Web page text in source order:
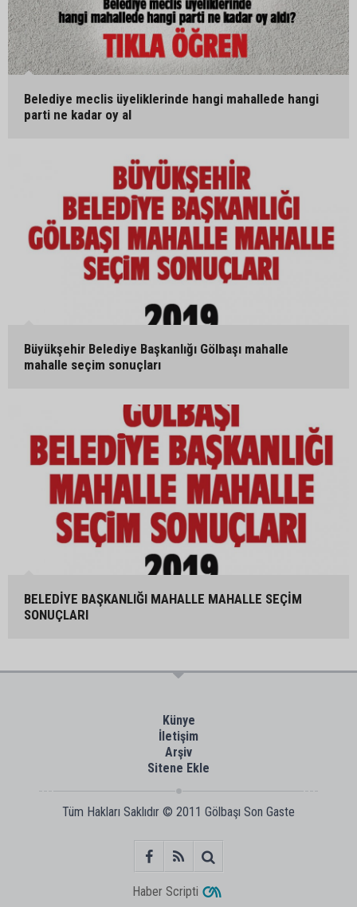
Belediye meclis üyeliklerinde hangi mahallede hangi
parti ne kadar oy al
Büyükşehir Belediye Başkanlığı Gölbaşı mahalle
mahalle seçim sonuçları
BELEDİYE BAŞKANLIĞI MAHALLE MAHALLE SEÇİM
SONUÇLARI
Künye
İletişim
Arşiv
Sitene Ekle
Tüm Hakları Saklıdır © 2011 Gölbaşı Son Gaste
Haber Scripti